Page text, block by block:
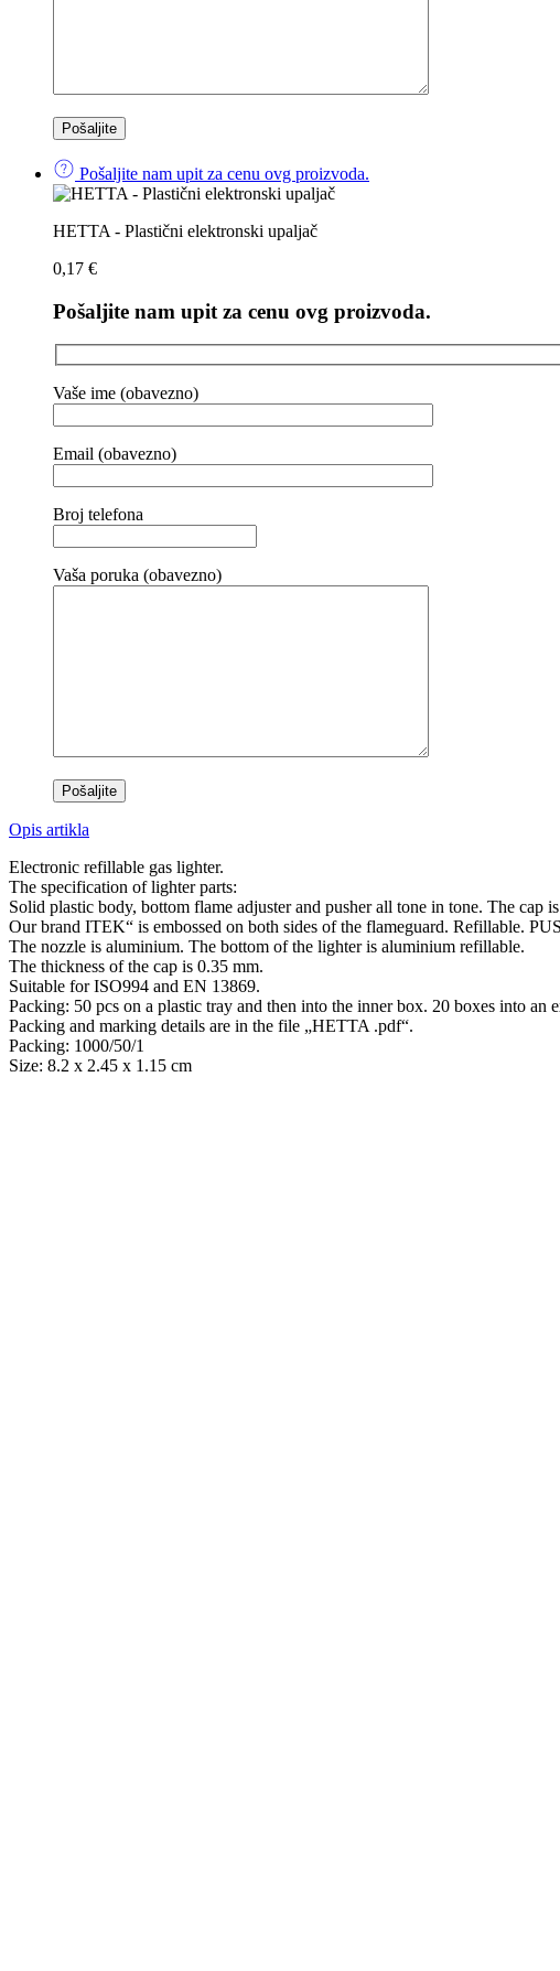
Pošaljite nam upit za cenu ovg proizvoda.
HETTA - Plastični elektronski upaljač
0,17 €
Pošaljite nam upit za cenu ovg proizvoda.
Vaše ime (obavezno)
Email (obavezno)
Broj telefona
Vaša poruka (obavezno)
Opis artikla
Electronic refillable gas lighter.
The specification of lighter parts:
Solid plastic body, bottom flame adjuster and pusher all tone in tone. The cap
Our brand ITEK“ is embossed on both sides of the flameguard. Refillable.
The nozzle is aluminium. The bottom of the lighter is aluminium refillable.
The thickness of the cap is 0.35 mm.
Suitable for ISO994 and EN 13869.
Packing: 50 pcs on a plastic tray and then into the inner box. 20 boxes into an
Packing and marking details are in the file „HETTA .pdf“.
Packing: 1000/50/1
Size: 8.2 x 2.45 x 1.15 cm